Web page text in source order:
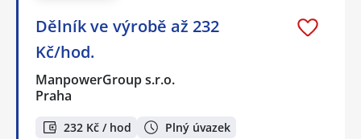
Dělník ve výrobě až 232
Kč/hod.
ManpowerGroup s.r.o.
Praha
232 Kč / hod Plný úvazek